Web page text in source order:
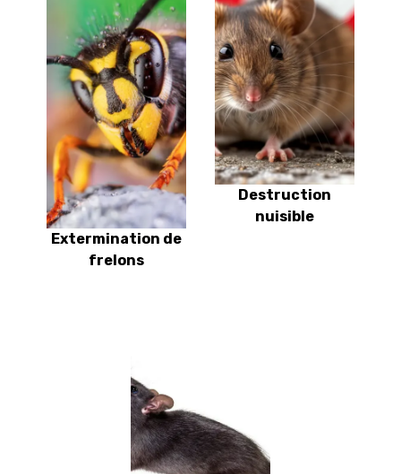
Extermination de
frelons
Destruction
nuisible